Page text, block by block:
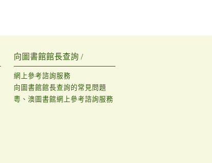
向圖書館館長查詢 /
網上參考諮詢服務
向圖書館館長查詢的常見問題
粵、澳圖書館網上參考諮詢服務